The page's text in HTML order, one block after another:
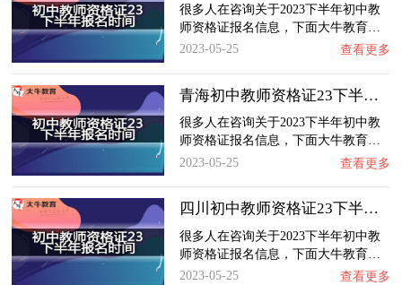
很多人在咨询关于2023下半年初中教
师资格证报名信息，下面大牛教育…
2023-05-25
查看更多
青海初中教师资格证23下半年报名时间
很多人在咨询关于2023下半年初中教
师资格证报名信息，下面大牛教育…
2023-05-25
查看更多
四川初中教师资格证23下半年报名时间
很多人在咨询关于2023下半年初中教
师资格证报名信息，下面大牛教育…
2023-05-25
查看更多